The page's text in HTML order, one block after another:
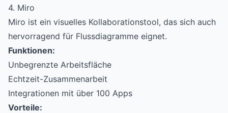
4. Miro
Miro ist ein visuelles Kollaborationstool, das sich auch
hervorragend für Flussdiagramme eignet.
Funktionen:
Unbegrenzte Arbeitsfläche
Echtzeit-Zusammenarbeit
Integrationen mit über 100 Apps
Vorteile: